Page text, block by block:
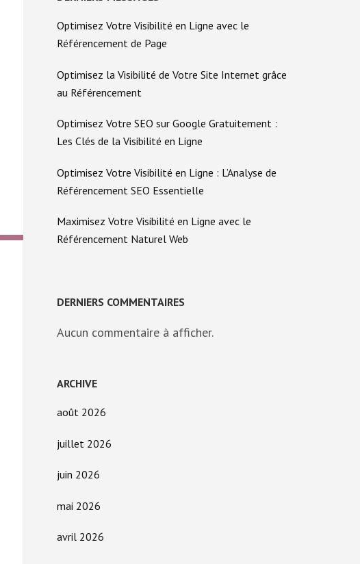
Optimisez Votre Visibilité en Ligne avec le
Référencement de Page
Optimisez la Visibilité de Votre Site Internet grâce
au Référencement
Optimisez Votre SEO sur Google Gratuitement :
Les Clés de la Visibilité en Ligne
Optimisez Votre Visibilité en Ligne : L’Analyse de
Référencement SEO Essentielle
Maximisez Votre Visibilité en Ligne avec le
Référencement Naturel Web
DERNIERS COMMENTAIRES
Aucun commentaire à afficher.
ARCHIVE
août 2026
juillet 2026
juin 2026
mai 2026
avril 2026